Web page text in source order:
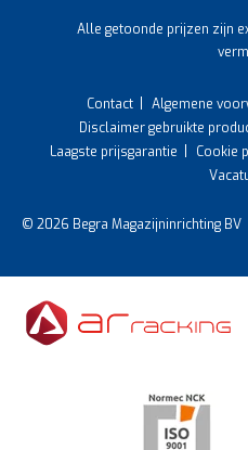
Alle getoonde prijzen zijn
Contact Algemene
Disclaimer gebruikte
Laagste prijsgarantie
Cookie
© 2026 Begra Magazijninrichting BV